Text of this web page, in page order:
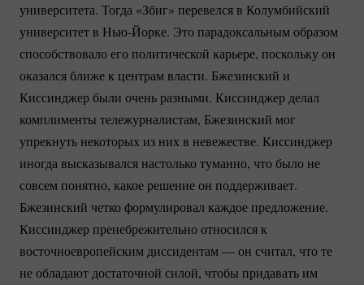
университета. Тогда «Збиг» перевелся в Колумбийский
университет в Нью-Йорке. Это парадоксальным образом
способствовало его политической карьере, поскольку он
оказался ближе к центрам власти. Бжезинский и
Киссинджер были очень разными. Киссинджер делал
комплименты тележурналистам, Бжезинский мог
упрекнуть некоторых из них в невежестве. Киссинджер
иногда высказывался настолько туманно, что было не
совсем понятно, какое решение он поддерживает.
Бжезинский четко формулировал каждое предложение.
Киссинджер пренебрежительно относился к
восточноевропейским диссидентам — он считал, что те
не обладают достаточной силой, чтобы придавать им